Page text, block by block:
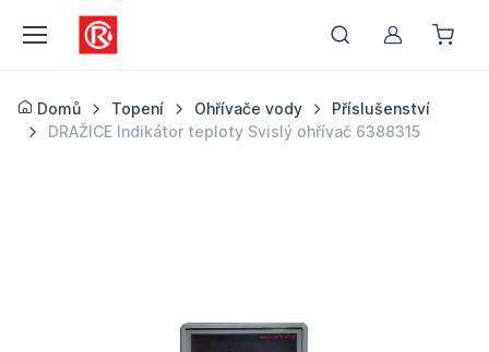
Můj účet
Domů Topení Ohřívače vody
Příslušenství
DRAŽICE Indikátor teploty Svislý ohřívač 6388315